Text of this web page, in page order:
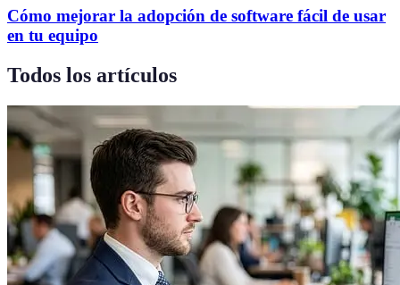
Cómo mejorar la adopción de software fácil de usar
en tu equipo
Todos los artículos